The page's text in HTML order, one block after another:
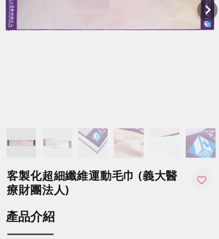
客製化超細纖維運動毛巾 (義大醫
療財團法人)
產品介紹